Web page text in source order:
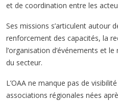
et de coordination entre les
Ses missions s’articulent autour
renforcement des capacités, la
l’organisation d’événements et
du secteur.
L’OAA ne manque pas de
associations régionales nées